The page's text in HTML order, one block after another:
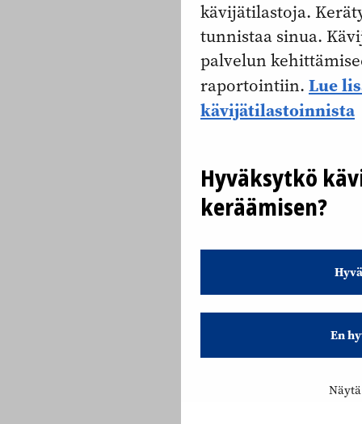
kävijätilastoja.
tunnistaa sinua.
palvelun
raportointiin. Lue
kävijätilastoinnista
Hyväksytkö
keräämisen?
En